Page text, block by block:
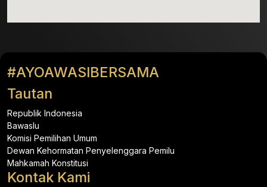
#AYOAWASIBERSAMA
Tautan
Republik Indonesia
Bawaslu
Komisi Pemilihan Umum
Dewan Kehormatan Penyelenggara Pemilu
Mahkamah Konstitusi
Kontak Kami